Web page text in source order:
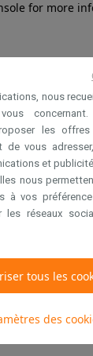
for more
nous
les
de vous
et
nous
à vos
les réseaux
tous les
des